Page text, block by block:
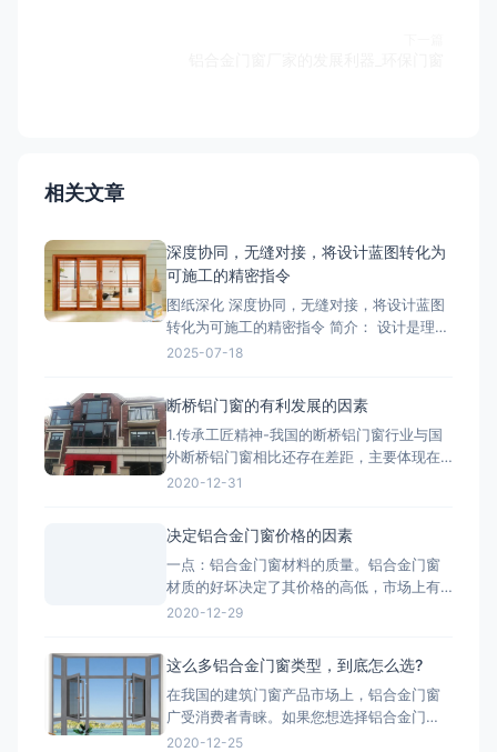
相关文章
深度协同，无缝对接，将设计蓝图转化为
可施工的精密指令
图纸深化 深度协同，无缝对接，将设计蓝图
转化为可施工的精密指令 简介： 设计是理
想，深化是让理想落地的桥梁。我们的
与细化。我们精准核算每一个节点的结构、
强度、安装逻辑和材料工艺，生成包括加工
图、组装图、节点大样图
2025-07-18
断桥铝门窗的有利发展的因素
1.传承工匠精神-我国的断桥铝门窗行业与国
外断桥铝门窗相比还存在差距，主要体现在
产品质量、技术含量等方面，因此要打造断
路”战略，让断桥铝门窗行业搭建了一个很好
的平台，而“一带一路”战略沿线覆盖了65个
国家，占全球
2020-12-31
决定铝合金门窗价格的因素
一点：铝合金门窗材料的质量。铝合金门窗
材质的好坏决定了其价格的高低，市场上有
两种铝，一种是纯铝，用这种为主材的材质
杂质少、耐腐蚀性和抗氧化性强。 第二点：
铝合金门窗价格也取决于生产工艺。生产工
艺的推行，必须有良好的生
2020-12-29
这么多铝合金门窗类型，到底怎么选?
在我国的建筑门窗产品市场上，铝合金门窗
广受消费者青睐。如果您想选择铝合金门
窗，最好先了解一下铝合金门窗开启形式、
2020-12-25